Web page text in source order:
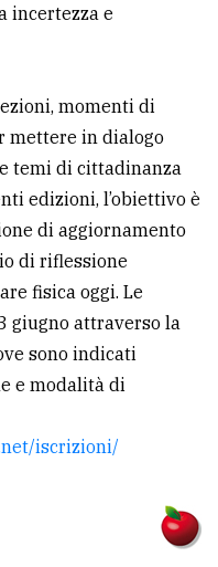
incertezza e
momenti di
mettere in dialogo
temi di cittadinanza
edizioni, l’obiettivo è
di aggiornamento
di riflessione
fisica oggi. Le
giugno attraverso la
sono indicati
e modalità di
iscrizioni/